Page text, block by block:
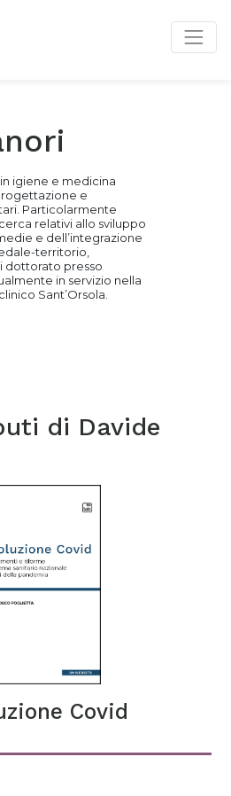
igiene e medicina
e
Particolarmente
relativi allo sviluppo
e dell’integrazione
territorio,
dottorato presso
in servizio nella
Sant’Orsola.
di Davide
Covid